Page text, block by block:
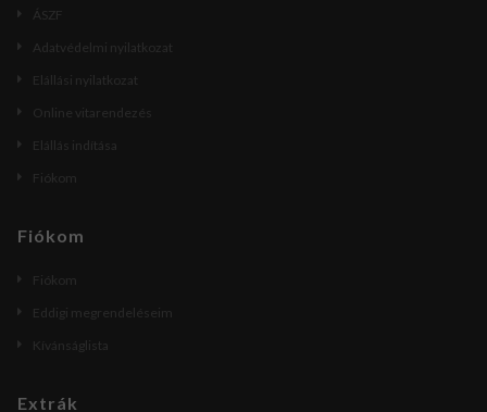
ÁSZF
Adatvédelmi nyilatkozat
Elállási nyilatkozat
Online vitarendezés
Elállás indítása
Fiókom
Fiókom
Fiókom
Eddigi megrendeléseim
Kívánságlista
Extrák